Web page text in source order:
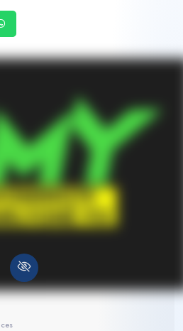
lampes et manettes Bluetooth : les
fiers, pour leur qualité et leur praticité
sur Boolva En passant par Boolva,
dès que votre besoin est exprimé —